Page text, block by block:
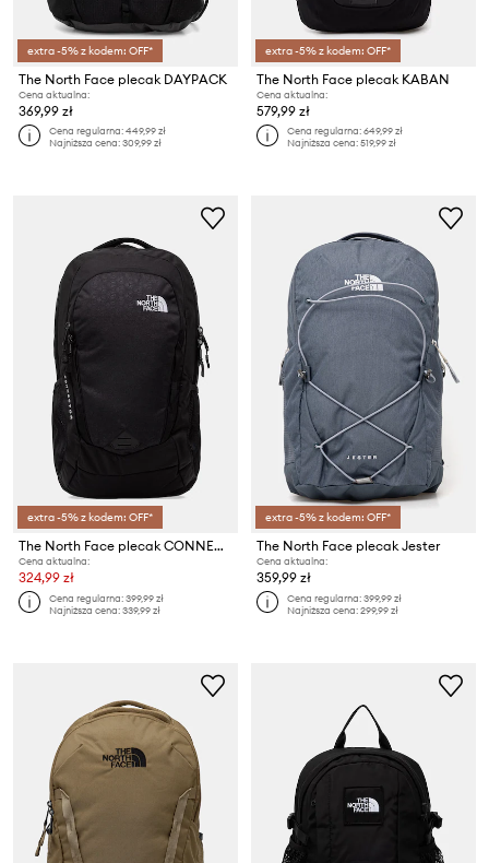
extra -5% z kodem: OFF*
The North Face plecak DAYPACK
Cena aktualna:
369,99 zł
Cena regularna:449,99 zł
Najniższa cena:309,99 zł
extra -5% z kodem: OFF*
The North Face plecak KABAN
Cena aktualna:
579,99 zł
Cena regularna:649,99 zł
Najniższa cena:519,99 zł
extra -5% z kodem: OFF*
The North Face plecak CONNECTOR
Cena aktualna:
324,99 zł
Cena regularna:399,99 zł
Najniższa cena:339,99 zł
extra -5% z kodem: OFF*
The North Face plecak Jester
Cena aktualna:
359,99 zł
Cena regularna:399,99 zł
Najniższa cena:299,99 zł